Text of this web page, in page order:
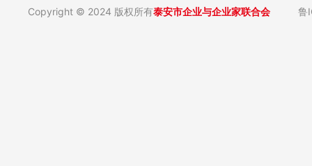
Copyright © 2024 版权所有泰安市企业与企业家联合会 鲁